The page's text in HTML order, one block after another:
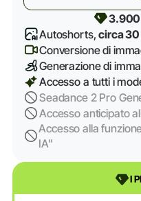
Autoshorts,circa 30
Conversione di
Generazione di
Accesso a tutti i
Seadance 2 Pro
Accesso anticipato
Accesso alla
IA"
I